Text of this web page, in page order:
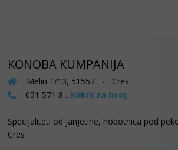
KONOBA KUMPANIJA
Melin 1/13, 51557 - Cres
051 571 8... klikni za broj
Specijaliteti od janjetine, hobotnica pod
Cres